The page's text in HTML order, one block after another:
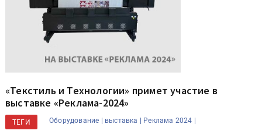
«Текстиль и Технологии» примет участие в
выставке «Реклама-2024»
ТЕГИ Оборудование | выставка | Реклама 2024 |